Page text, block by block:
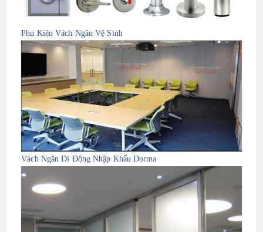
Phụ Kiện Vách Ngăn Vệ Sinh
Vách Ngăn Di Động Nhập Khẩu Dorma